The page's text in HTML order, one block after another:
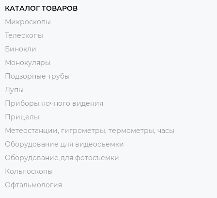
КАТАЛОГ ТОВАРОВ
Микроскопы
Телескопы
Бинокли
Монокуляры
Подзорные трубы
Лупы
Приборы ночного видения
Прицелы
Метеостанции, гигрометры, термометры, часы
Оборудование для видеосъемки
Оборудование для фотосъемки
Кольпоскопы
Офтальмология